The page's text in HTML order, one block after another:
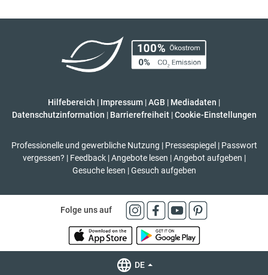
Hilfebereich | Impressum |AGB | Mediadaten |
Datenschutzinformation | Barrierefreiheit | Cookie-Einstellungen
Professionelle und gewerbliche Nutzung | Pressespiegel | Passwort
vergessen? | Feedback | Angebote lesen | Angebot aufgeben |
Gesuche lesen | Gesuch aufgeben
Folge uns auf
DE